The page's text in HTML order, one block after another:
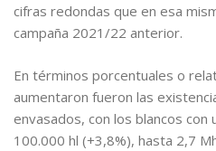
cifras redondas que en esa
campaña 2021/22 anterior.
En términos porcentuales o
aumentaron fueron las
envasados, con los blancos con
100.000 hl (+3,8%), hasta 2,7